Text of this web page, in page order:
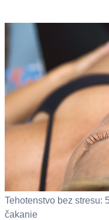
Tehotenstvo bez stresu:
čakanie